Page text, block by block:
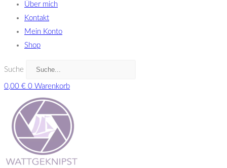
Über mich
Kontakt
Mein Konto
Shop
Suche
0,00 € 0 Warenkorb